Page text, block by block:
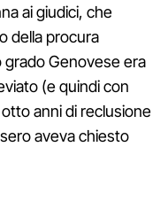
ai giudici, che
della procura
grado Genovese era
(e quindi con
anni di reclusione
aveva chiesto